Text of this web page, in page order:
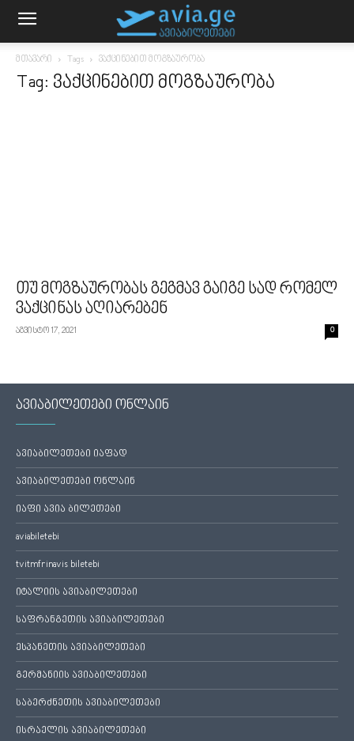
მთავარი Tags ვაქცინებით მოგზაურობა
Tag: ვაქცინებით მოგზაურობა
თუ მოგზაურობას გეგმავ გაიგე სად რომელ
ვაქცინას აღიარებენ
აგვისტო 17, 2021 0
ავიაბილეთები ონლაინ
ავიაბილეთები იაფად
ავიაბილეთები ონლაინ
იაფი ავია ბილეთები
aviabiletebi
tvitmfrinavis biletebi
იტალიის ავიაბილეთები
საფრანგეთის ავიაბილეთები
ესპანეთის ავიაბილეთები
გერმანიის ავიაბილეთები
საბერძნეთის ავიაბილეთები
ისრაელის ავიაბილეთები